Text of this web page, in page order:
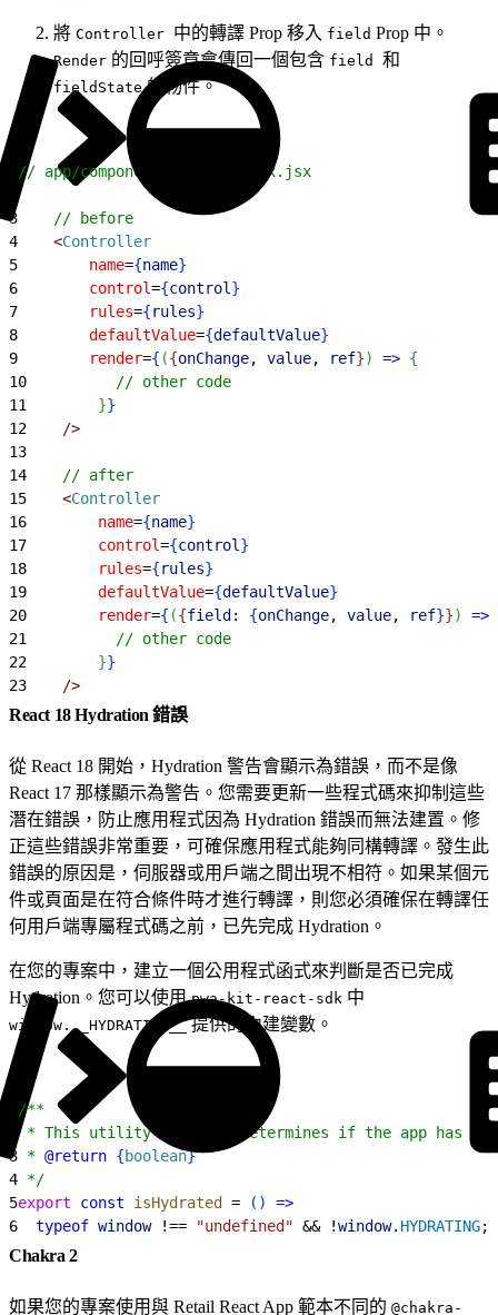
將 Controller 中的轉譯 Prop 移入 field Prop 中。
Render 的回呼簽章會傳回一個包含 field 和
fieldState的物件。
// app/components/field/index.jsx
3
    // before
4
<Controller
5
        name
={name}
6
        control
={control }
7
        rules
={rules}
8
        defaultValue
={defaultValue}
9
        render
={ ({onChange, value, ref}) => {
10
          // other code
11
}}
12
    /
>
13
14
    // after
15
<Controller
16
        name
={name}
17
        control
={control }
18
        rules
={rules}
19
        defaultValue
={defaultValue}
20
        render
={ ({field : {onChange, value, ref}}) =>
21
          // other code
22
}}
23
    /
>
React 18 Hydration 錯誤
從 React 18 開始，Hydration 警告會顯示為錯誤，而不是像
React 17 那樣顯示為警告。您需要更新一些程式碼來抑制這些
潛在錯誤，防止應用程式因為 Hydration 錯誤而無法建置。修
正這些錯誤非常重要，可確保應用程式能夠同構轉譯。發生此
錯誤的原因是，伺服器或用戶端之間出現不相符。如果某個元
件或頁面是在符合條件時才進行轉譯，則您必須確保在轉譯任
何用戶端專屬程式碼之前，已先完成 Hydration。
在您的專案中，建立一個公用程式函式來判斷是否已完成
Hydration。您可以使用pwa-kit-react-sdk 中
window.__HYDRATING__提供的內建變數。
/**
* This utility function determines if the app has
3 * @return {boolean}
4 */
5export const isHydrated = ( ) =>
6
  typeof
window !== "undefined" && !window. HYDRATING;
Chakra 2
如果您的專案使用與 Retail React App 範本不同的 @chakra-